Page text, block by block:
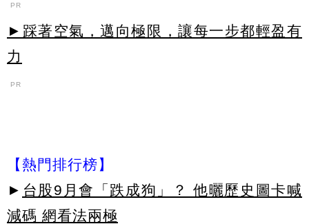
PR
►踩著空氣，邁向極限，讓每一步都輕盈有
力
PR
【熱門排行榜】
► 台股9月會「跌成狗」？ 他曬歷史圖卡喊
減碼 網看法兩極